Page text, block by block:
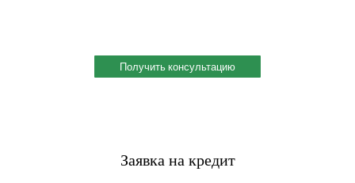
Получить консультацию
Заявка на кредит